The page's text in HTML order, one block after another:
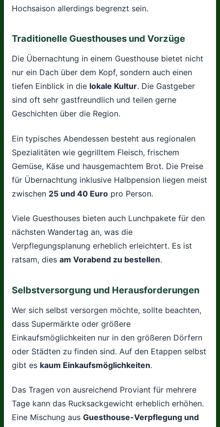
Hochsaison allerdings begrenzt sein.
Traditionelle Guesthouses und Vorzüge
Die Übernachtung in einem Guesthouse bietet nicht
nur ein Dach über dem Kopf, sondern auch einen
tiefen Einblick in die lokale Kultur. Die Gastgeber
sind oft sehr gastfreundlich und teilen gerne
Geschichten über die Region.
Ein typisches Abendessen besteht aus regionalen
Spezialitäten wie gegrilltem Fleisch, frischem
Gemüse, Käse und hausgemachtem Brot. Die Preise
für Übernachtung inklusive Halbpension liegen meist
zwischen 25 und 40 Euro pro Person.
Viele Guesthouses bieten auch Lunchpakete für den
nächsten Wandertag an, was die
Verpflegungsplanung erheblich erleichtert. Es ist
ratsam, dies am Vorabend zu bestellen.
Selbstversorgung und Herausforderungen
Wer sich selbst versorgen möchte, sollte beachten,
dass Supermärkte oder größere
Einkaufsmöglichkeiten nur in den größeren Dörfern
oder Städten zu finden sind. Auf den Etappen selbst
gibt es kaum Einkaufsmöglichkeiten.
Das Tragen von ausreichend Proviant für mehrere
Tage kann das Rucksackgewicht erheblich erhöhen.
Eine Mischung aus Guesthouse-Verpflegung und